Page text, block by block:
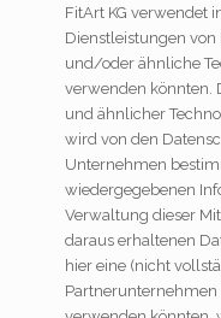
FitArt KG verwendet
Dienstleistungen von
und/oder ähnliche
verwenden könnten.
und ähnlicher
wird von den
Unternehmen
wiedergegebenen
Verwaltung dieser
daraus erhaltenen
hier eine (nicht
Partnerunternehmen